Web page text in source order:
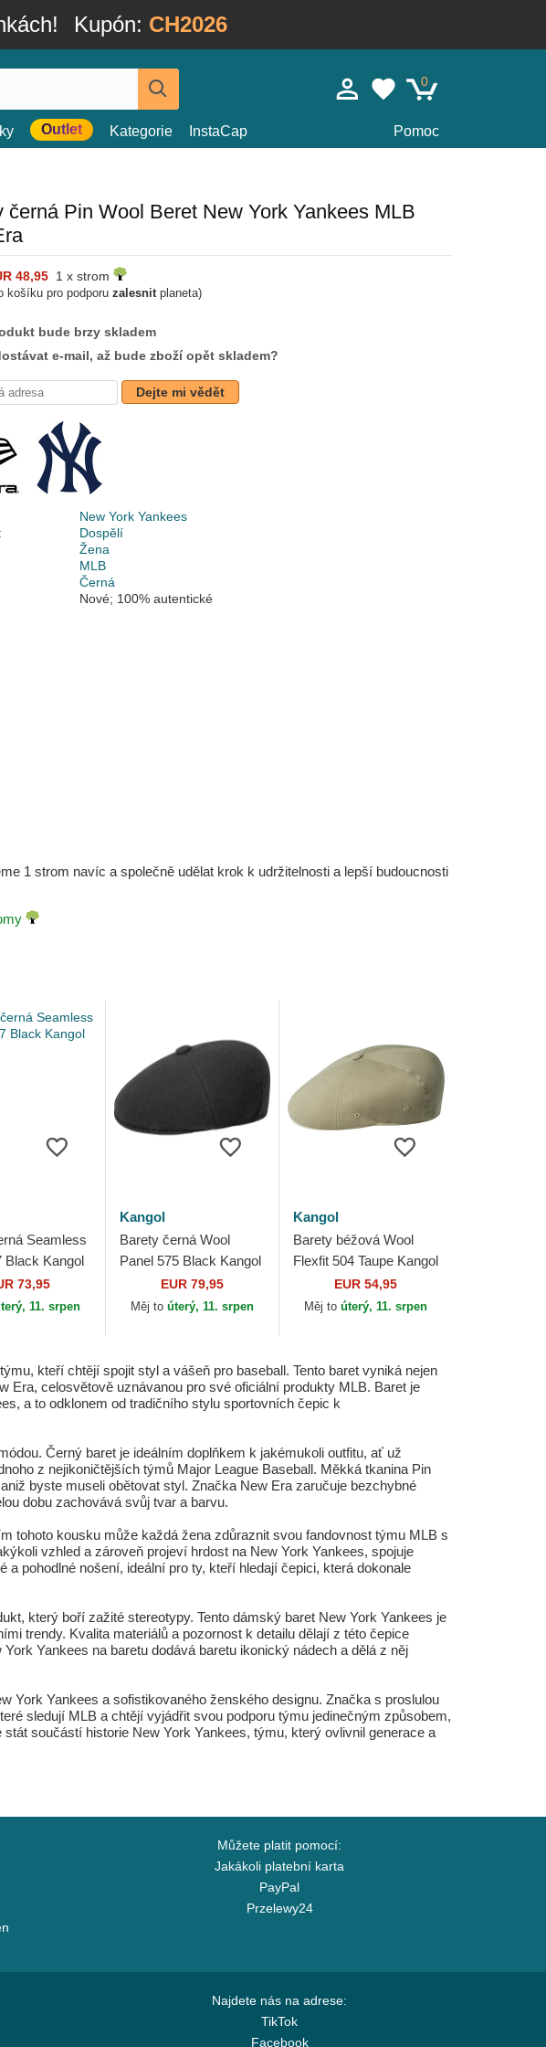
Kupón: CH2026
0
Outlet Kategorie InstaCap Pomoc
černá Pin Wool Beret New York Yankees MLB
48,95 1 x strom
košíku pro podporu zalesnitplaneta)
bude brzy skladem
e-mail, až bude zboží opět skladem?
Dejte mi vědět
New York Yankees
Dospělí
Žena
MLB
Černá
Nové; 100% autentické
1 strom navíc a společně udělat krok k udržitelnosti a lepší budoucnosti
Seamless
Black Kangol
73,95
11. srpen
Kangol
Barety černá Wool
Panel 575 Black Kangol
EUR 79,95
Měj to úterý, 11. srpen
Kangol
Barety béžová Wool
Flexfit 504 Taupe Kangol
EUR 54,95
Měj toúterý, 11. srpen
kteří chtějí spojit styl a vášeň pro baseball. Tento baret vyniká nejen
celosvětově uznávanou pro své oficiální produkty MLB. Baret je
a to odklonem od tradičního stylu sportovních čepic k
Černý baret je ideálním doplňkem k jakémukoli outfitu, ať už
z nejikoničtějších týmů Major League Baseball. Měkká tkanina Pin
byste museli obětovat styl. Značka New Era zaručuje bezchybné
dobu zachovává svůj tvar a barvu.
tohoto kousku může každá žena zdůraznit svou fandovnost týmu MLB s
vzhled a zároveň projeví hrdost na New York Yankees, spojuje
pohodlné nošení, ideální pro ty, kteří hledají čepici, která dokonale
který boří zažité stereotypy. Tento dámský baret New York Yankees je
trendy. Kvalita materiálů a pozornost k detailu dělají z této čepice
Yankees na baretu dodává baretu ikonický nádech a dělá z něj
York Yankees a sofistikovaného ženského designu. Značka s proslulou
sledují MLB a chtějí vyjádřit svou podporu týmu jedinečným způsobem,
součástí historie New York Yankees, týmu, který ovlivnil generace a
Můžete platit pomocí:
Jakákoli platební karta
PayPal
Przelewy24
Najdete nás na adrese:
TikTok
Facebook